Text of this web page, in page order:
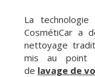
La
CosmétiCar a
nettoyage
mis au point
de lavage de